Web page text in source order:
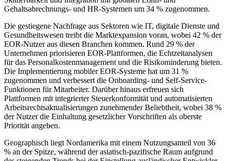
Gehaltsabrechnungs- und HR-Systemen um 34 % zugenommen.
Die gestiegene Nachfrage aus Sektoren wie IT, digitale Dienste und
Gesundheitswesen treibt die Marktexpansion voran, wobei 42 % der
EOR-Nutzer aus diesen Branchen kommen. Rund 29 % der
Unternehmen priorisieren EOR-Plattformen, die Echtzeitanalysen
für das Personalkostenmanagement und die Risikominderung bieten.
Die Implementierung mobiler EOR-Systeme hat um 31 %
zugenommen und verbessert die Onboarding- und Self-Service-
Funktionen für Mitarbeiter. Darüber hinaus erfreuen sich
Plattformen mit integrierter Steuerkonformität und automatisierten
Arbeitsrechtsaktualisierungen zunehmender Beliebtheit, wobei 38 %
der Nutzer die Einhaltung gesetzlicher Vorschriften als oberste
Priorität angeben.
Geographisch liegt Nordamerika mit einem Nutzungsanteil von 36
% an der Spitze, während der asiatisch-pazifische Raum aufgrund